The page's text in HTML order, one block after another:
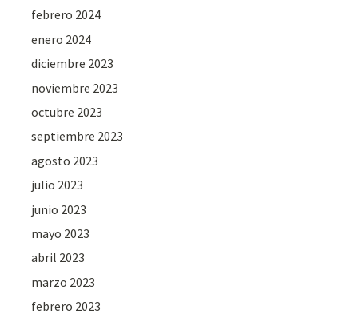
febrero 2024
enero 2024
diciembre 2023
noviembre 2023
octubre 2023
septiembre 2023
agosto 2023
julio 2023
junio 2023
mayo 2023
abril 2023
marzo 2023
febrero 2023